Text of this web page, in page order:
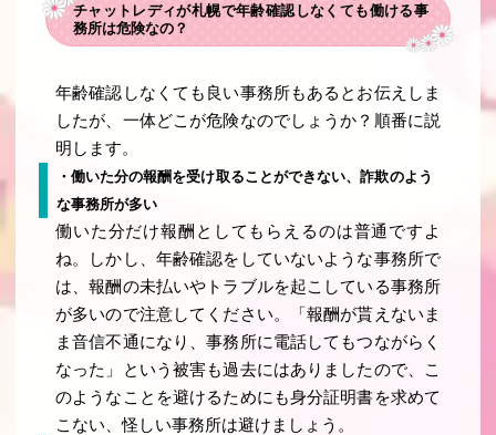
チャットレディが札幌で年齢確認しなくても働ける事
務所は危険なの？
年齢確認しなくても良い事務所もあるとお伝えしま
したが、一体どこが危険なのでしょうか？順番に説
明します。
・働いた分の報酬を受け取ることができない、詐欺のよう
な事務所が多い
働いた分だけ報酬としてもらえるのは普通ですよ
ね。しかし、年齢確認をしていないような事務所で
は、報酬の未払いやトラブルを起こしている事務所
が多いので注意してください。「報酬が貰えないま
ま音信不通になり、事務所に電話してもつながらく
なった」という被害も過去にはありましたので、こ
のようなことを避けるためにも身分証明書を求めて
こない、怪しい事務所は避けましょう。